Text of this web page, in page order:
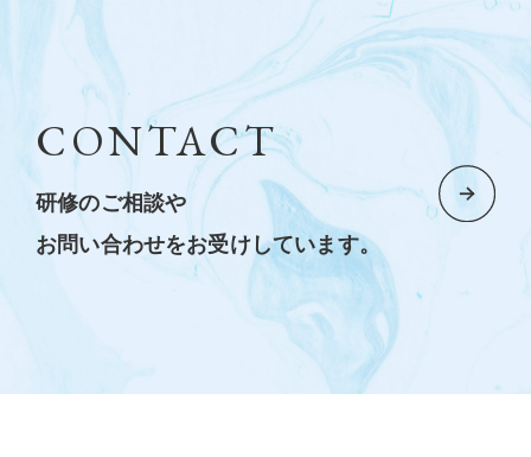
CONTACT
研修のご相談や
お問い合わせをお受けしています。